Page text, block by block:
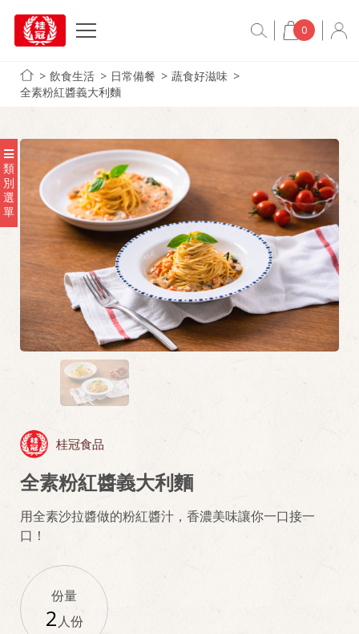
0
飲食生活 日常備餐
蔬食好滋味
全素粉紅醬義大利麵
類
別
選
單
桂冠食品
全素粉紅醬義大利麵
用全素沙拉醬做的粉紅醬汁，香濃美味讓你一口接一
口！
份量
2人份